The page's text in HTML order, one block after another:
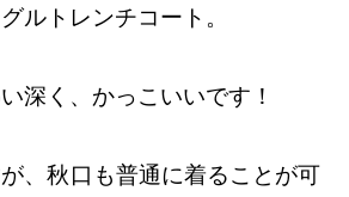
ルトレンチコート。
深く、かっこいいです！
、秋口も普通に着ることが可